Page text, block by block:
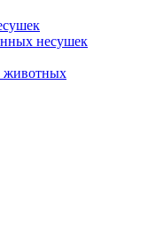
несушек
животных